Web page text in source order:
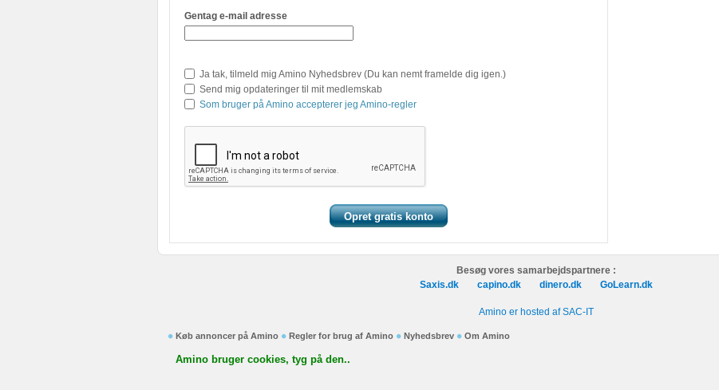
Gentag e-mail adresse
Ja tak, tilmeld mig Amino Nyhedsbrev (Du kan nemt framelde dig igen.)
Send mig opdateringer til mit medlemskab
Som bruger på Amino accepterer jeg Amino-regler
Besøg vores samarbejdspartnere :
Saxis.dk
capino.dk dinero.dk GoLearn.dk
Amino er hosted af SAC-IT
Køb annoncer på Amino Regler for brug af Amino Nyhedsbrev Om Amino
Amino bruger cookies, tyg på den..